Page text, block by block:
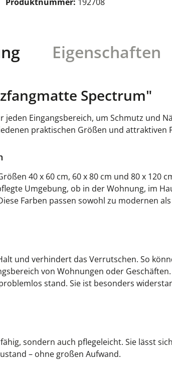
Eigenschaften
Spectrum"
Eingangsbereich, um Schmutz und
praktischen Größen und attraktiven
40 x 60 cm, 60 x 80 cm und 80 x 120
Umgebung, ob in der Wohnung, im
Farben passen sowohl zu modernen
und verhindert das Verrutschen. So
von Wohnungen oder
stand. Sie ist besonders
sondern auch pflegeleicht. Sie lässt
– ohne großen Aufwand.